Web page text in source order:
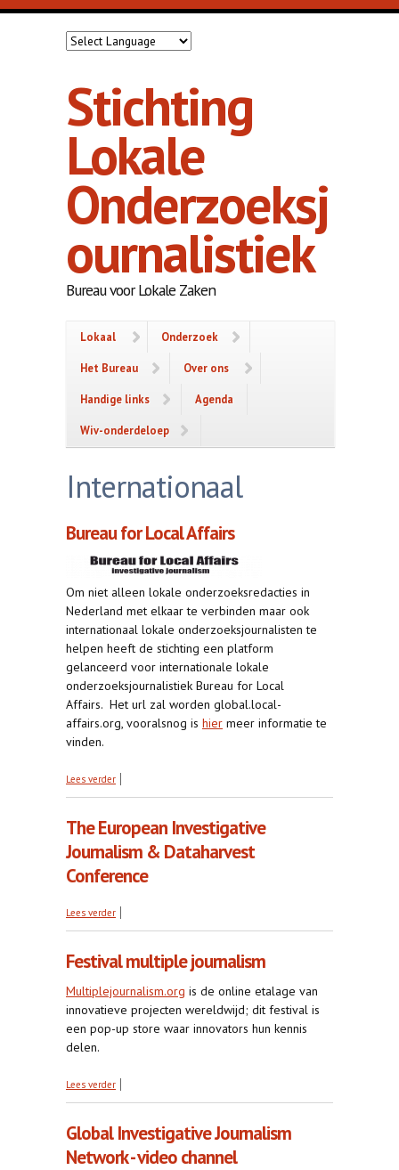
Overslaan en naar de inhoud gaan
Stichting
Lokale
Onderzoeksj
ournalistiek
Bureau voor Lokale Zaken
Lokaal Onderzoek
Het Bureau Over ons
Handige links Agenda
Wiv-onderdeloep
Internationaal
Bureau for Local Affairs
Om niet alleen lokale onderzoeksredacties in
Nederland met elkaar te verbinden maar ook
internationaal lokale onderzoeksjournalisten te
helpen heeft de stichting een platform
gelanceerd voor internationale lokale
onderzoeksjournalistiek Bureau for Local
Affairs. Het url zal worden global.local-
affairs.org, vooralsnog is hier meer informatie te
vinden.
Lees verder over Bureau for Local Affairs
The European Investigative
Journalism & Dataharvest
Conference
Lees verder over The European Investigative Journalism &
Festival multiple journalism
Multiplejournalism.org is de online etalage van
innovatieve projecten wereldwijd; dit festival is
een pop-up store waar innovators hun kennis
delen.
Lees verder over Festival multiple journalism
Global Investigative Journalism
Network - video channel